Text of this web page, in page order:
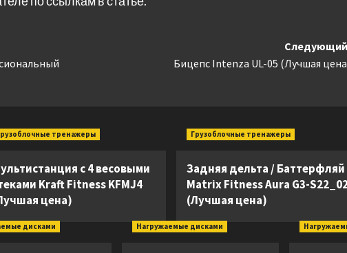
Бицепс Intenza UL-05 (Лучшая
тренажеры
с 4 весовыми
Kraft Fitness KFMJ4
цена)
Грузоблочные тренажеры
Задняя дельта / Баттерфляй
Matrix Fitness Aura G3-
(Лучшая цена)
дисками Нагружаемые дисками